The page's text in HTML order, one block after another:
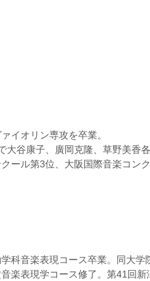
イオリン専攻を卒業。
大谷康子、廣岡克隆、草野美香
ール第3位、大阪国際音楽コン
科音楽表現コース卒業。同大学
楽表現学コース修了。第41回新